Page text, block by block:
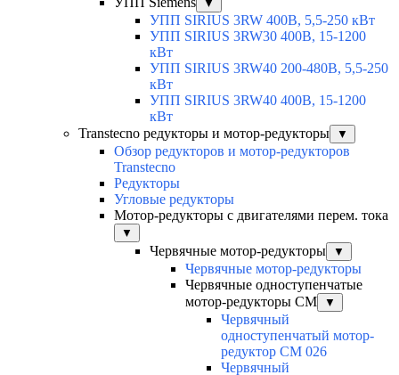
▼
УПП SIRIUS 3RW 400В, 5,5-250 кВт
УПП SIRIUS 3RW30 400В, 15-1200
кВт
УПП SIRIUS 3RW40 200-480В, 5,5-250
кВт
УПП SIRIUS 3RW40 400В, 15-1200
кВт
Transtecno редукторы и мотор-редукторы
▼
Обзор редукторов и мотор-редукторов
Transtecno
Редукторы
Угловые редукторы
Мотор-редукторы с двигателями перем. тока
▼
Червячные мотор-редукторы ▼
Червячные мотор-редукторы
Червячные одноступенчатые
мотор-редукторы CM
▼
Червячный
одноступенчатый мотор-
редуктор CM 026
Червячный